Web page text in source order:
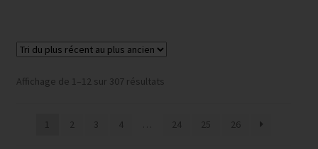
Affichage de 1–12 sur 307 résultatsTrié
récent
1 2 3 4 24 25 26